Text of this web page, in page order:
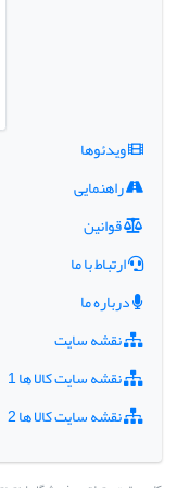
ویدئوها
راهنمایی
قوانین
ارتباط با ما
درباره ما
نقشه سایت
نقشه سایت کالا ها 1
نقشه سایت کالا ها 2